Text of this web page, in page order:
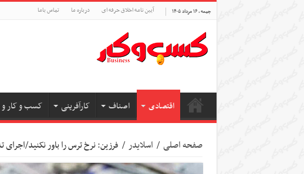
جمعه , ۱۶ مرداد ۱۴۰۵ آیین نامه اخلاق حرفه ای درباره ما تماس باما
اقتصادی اصناف کارآفرینی کسب و کار و
صفحه اصلی / اسلایدر / فرزین: نرخ ترس را باور نکنید/